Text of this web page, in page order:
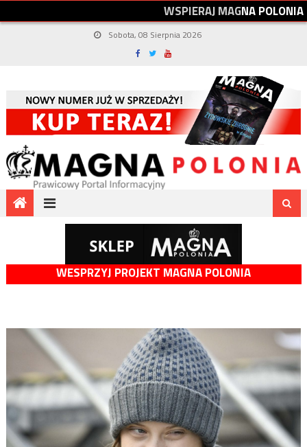
WSPIERAJMAGNAPOLONIA
Sobota, 08 Sierpnia 2026
WESPRZYJ PROJEKT MAGNA POLONIA